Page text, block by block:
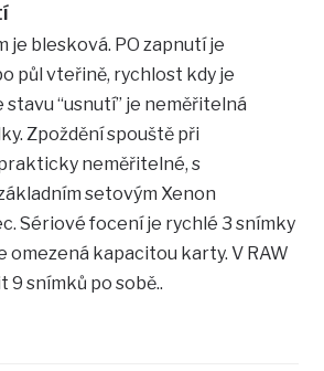
je blesková. PO zapnutí je
půl vteřině, rychlost kdy je
“usnutí” je neměřitelná
Zpoždění spouště při
neměřitelné, s
setovým Xenon
Sériové focení je rychlé 3 snímky
omezená kapacitou karty. V RAW
9 snímků po sobě..